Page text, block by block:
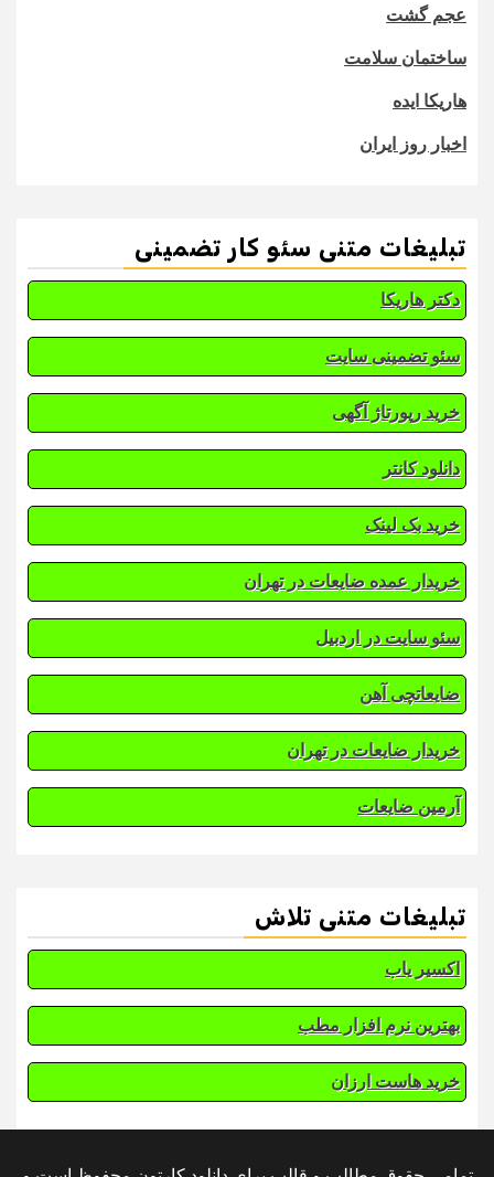
عجم گشت
ساختمان سلامت
هاریکا ایده
اخبار روز ایران
تبلیغات متنی سئو کار تضمینی
دکتر هاریکا
سئو تضمینی سایت
خرید رپورتاژ آگهی
دانلود کانتر
خرید بک لینک
خریدار عمده ضایعات در تهران
سئو سایت در اردبیل
ضایعاتچی آهن
خریدار ضایعات در تهران
آرمین ضایعات
تبلیغات متنی تلاش
اکسیر یاب
بهترین نرم افزار مطب
خرید هاست ارزان